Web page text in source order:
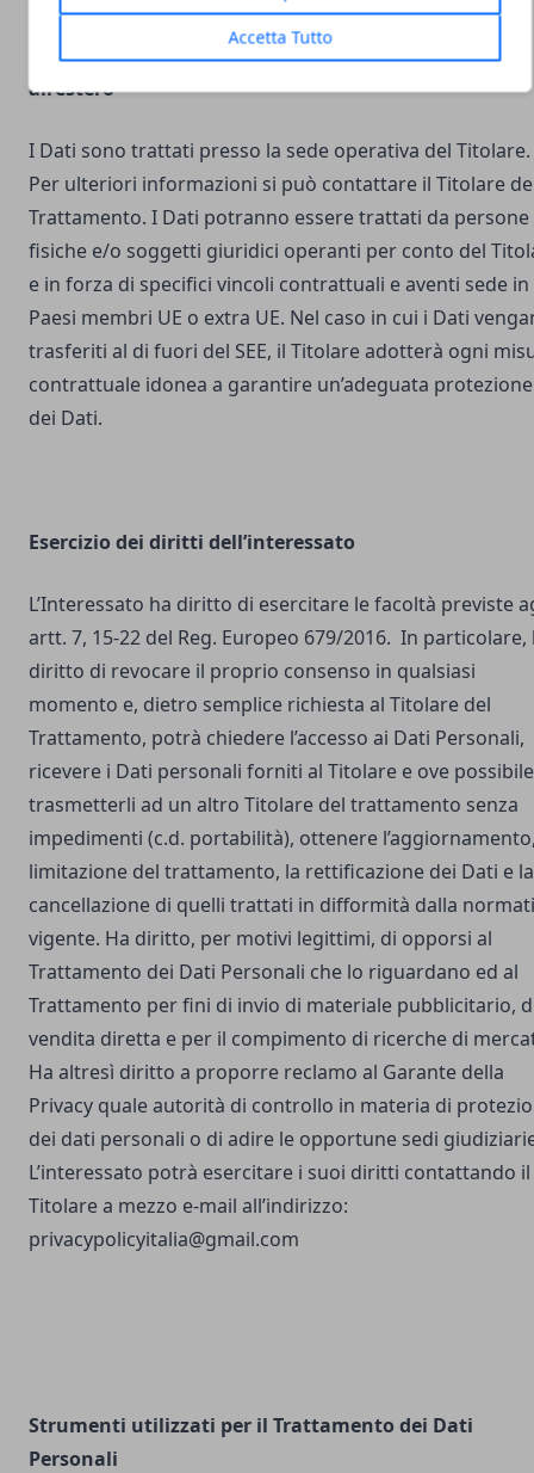
Accetta Tutto
Luogo del Trattamento e trasferimento dei Dati
all’estero
I Dati sono trattati presso la sede operativa del Titolare.
Per ulteriori informazioni si può contattare il Titolare
Trattamento. I Dati potranno essere trattati da persone
fisiche e/o soggetti giuridici operanti per conto del
e in forza di specifici vincoli contrattuali e aventi sede in
Paesi membri UE o extra UE. Nel caso in cui i Dati
trasferiti al di fuori del SEE, il Titolare adotterà ogni
contrattuale idonea a garantire un’adeguata protezione
dei Dati.
Esercizio dei diritti dell’interessato
L’Interessato ha diritto di esercitare le facoltà previste
artt. 7, 15-22 del Reg. Europeo 679/2016. In particolare,
diritto di revocare il proprio consenso in qualsiasi
momento e, dietro semplice richiesta al Titolare del
Trattamento, potrà chiedere l’accesso ai Dati Personali,
ricevere i Dati personali forniti al Titolare e ove possibile
trasmetterli ad un altro Titolare del trattamento senza
impedimenti (c.d. portabilità), ottenere
limitazione del trattamento, la rettificazione dei Dati e la
cancellazione di quelli trattati in difformità dalla
vigente. Ha diritto, per motivi legittimi, di opporsi al
Trattamento dei Dati Personali che lo riguardano ed al
Trattamento per fini di invio di materiale pubblicitario,
vendita diretta e per il compimento di ricerche di
Ha altresì diritto a proporre reclamo al Garante della
Privacy quale autorità di controllo in materia di
dei dati personali o di adire le opportune sedi
L’interessato potrà esercitare i suoi diritti contattando il
Titolare a mezzo e-mail all’indirizzo:
privacypolicyitalia@gmail.com
Strumenti utilizzati per il Trattamento dei Dati
Personali